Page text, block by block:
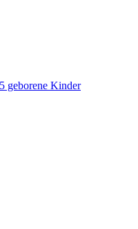
geborene Kinder